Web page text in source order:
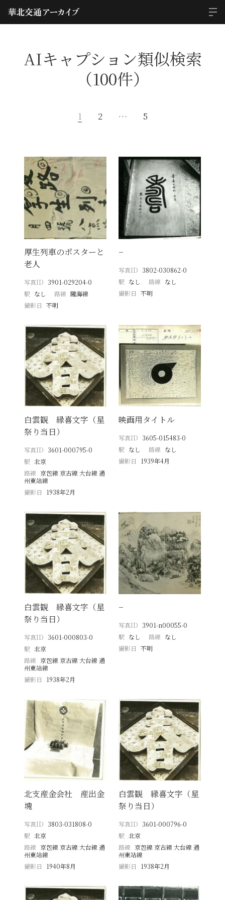
AIキャプション類似検索
（100件）
1 2 … 5
厚生列車のポスターと
老人
写真ID 3901-029204-0
駅 なし 路線 隴海線
撮影日
不明
−
写真ID 3802-030862-0
駅 なし 路線 なし
撮影日 不明
白雲観 縁喜文字（星
祭り当日）
写真ID 3601-000795-0
駅 北京
路線 京包線 京古線 大台線 通
州東站線
撮影日
1938年2月
映画用タイトル
写真ID 3605-015483-0
駅 なし 路線 なし
撮影日
1939年4月
白雲観 縁喜文字（星
祭り当日）
写真ID 3601-000803-0
駅 北京
路線 京包線 京古線 大台線 通
州東站線
撮影日
1938年2月
−
写真ID 3901-n00055-0
駅 なし 路線 なし
撮影日 不明
北支産金会社 産出金
塊
写真ID 3803-031808-0
駅 北京
路線 京包線 京古線 大台線 通
州東站線
撮影日
1940年8月
白雲観 縁喜文字（星
祭り当日）
写真ID 3601-000796-0
駅 北京
路線 京包線 京古線 大台線 通
州東站線
撮影日
1938年2月